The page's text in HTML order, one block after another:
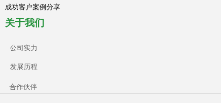
成功客户案例分享
公司实力
发展历程
合作伙伴
关于我们